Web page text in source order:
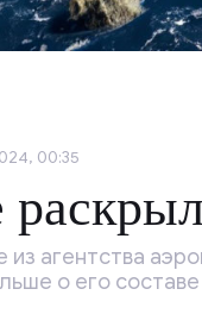
00:35
из агентства
о его